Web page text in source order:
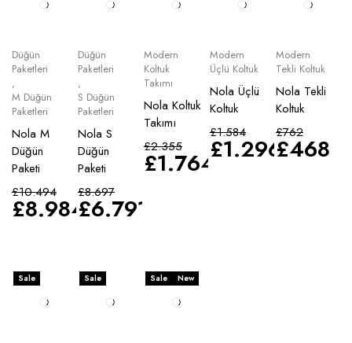
Düğün
Paketleri
,
M Düğün
Paketleri
Nola M
Düğün
Paketi
£10.494
£8.984
Düğün
Paketleri
,
S Düğün
Paketleri
Nola S
Düğün
Paketi
£8.697
£6.791
Modern
Koltuk
Takımı
Nola Koltuk
Takımı
£2.355
£1.764
Modern
Üçlü Koltuk
Nola Üçlü
Koltuk
£1.584
£1.296
Modern
Tekli Koltuk
Nola Tekli
Koltuk
£762
£468
Sale Sale Sale New